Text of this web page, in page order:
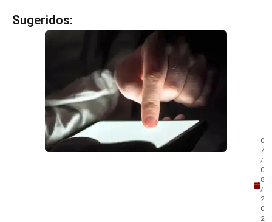
Sugeridos:
0
7
/
0
8
/
2
0
2